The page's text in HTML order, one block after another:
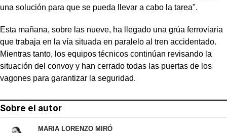
una solución para que se pueda llevar a cabo la tarea".
Esta mañana, sobre las nueve, ha llegado una grúa ferroviaria
que trabaja en la vía situada en paralelo al tren accidentado.
Mientras tanto, los equipos técnicos continúan revisando la
situación del convoy y han cerrado todas las puertas de los
vagones para garantizar la seguridad.
Sobre el autor
MARIA LORENZO MIRÓ